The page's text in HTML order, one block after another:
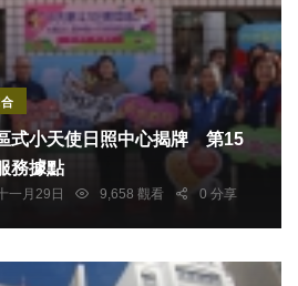
式小天使日照中心揭牌 第15
務據點
一月29日 9,658 觀看 0 分享